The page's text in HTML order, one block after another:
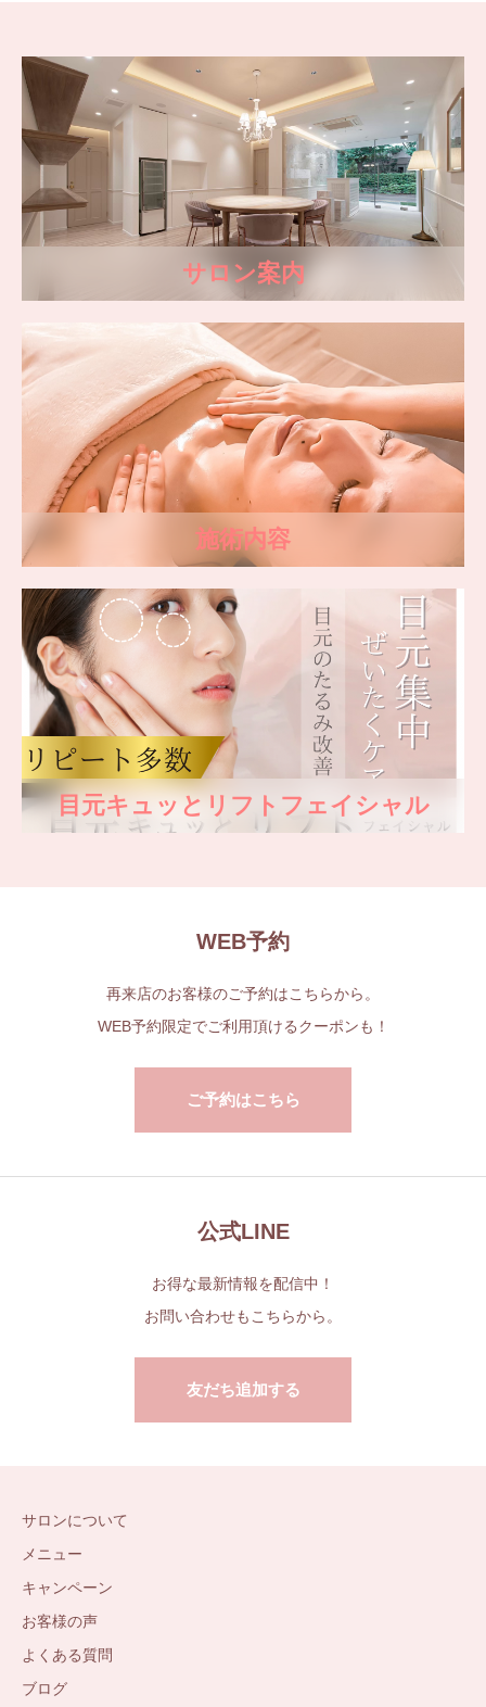
サロン案内
施術内容
目元キュッとリフトフェイシャル
WEB予約
再来店のお客様のご予約はこちらから。
WEB予約限定でご利用頂けるクーポンも！
ご予約はこちら
公式LINE
お得な最新情報を配信中！
お問い合わせもこちらから。
友だち追加する
サロンについて
メニュー
キャンペーン
お客様の声
よくある質問
ブログ